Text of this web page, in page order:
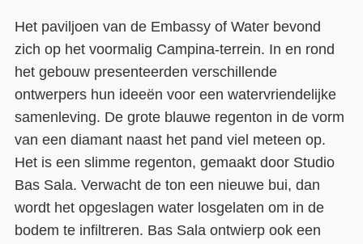
Het paviljoen van de Embassy of Water bevond
zich op het voormalig Campina-terrein. In en rond
het gebouw presenteerden verschillende
ontwerpers hun ideeën voor een watervriendelijke
samenleving. De grote blauwe regenton in de vorm
van een diamant naast het pand viel meteen op.
Het is een slimme regenton, gemaakt door Studio
Bas Sala. Verwacht de ton een nieuwe bui, dan
wordt het opgeslagen water losgelaten om in de
bodem te infiltreren. Bas Sala ontwierp ook een